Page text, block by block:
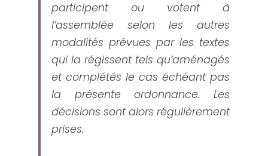
participent ou votent à
l’assemblée selon les autres
modalités prévues par les textes
qui la régissent tels qu’aménagés
et complétés le cas échéant pas
la présente ordonnance. Les
décisions sont alors régulièrement
prises.